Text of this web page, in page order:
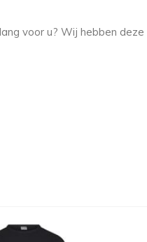
voor u? Wij hebben deze